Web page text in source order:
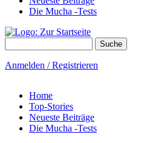
Die Mucha -Tests
Anmelden / Registrieren
Home
Top-Stories
Neueste Beiträge
Die Mucha -Tests